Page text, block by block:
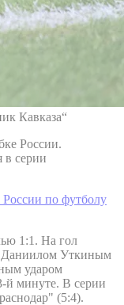
Кавказа“
России.
в серии
России по футболу
1:1. На гол
Даниилом Уткиным
ударом
й минуте. В серии
(5:4).